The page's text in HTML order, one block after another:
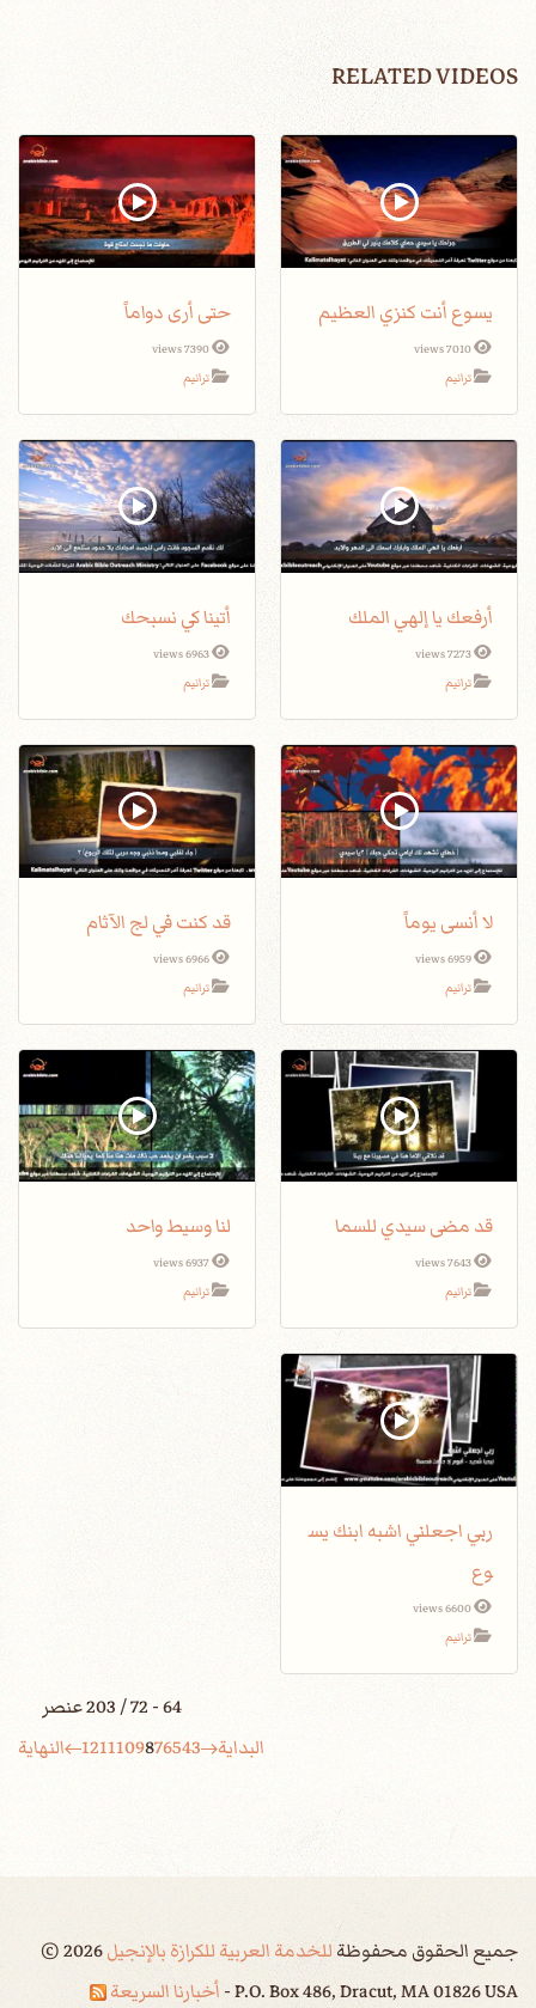
RELATED VIDEOS
يسوع أنت كنزي العظيم
7010 views
ترانيم
حتى أرى دواماً
7390 views
ترانيم
أرفعك يا إلهي الملك
7273 views
ترانيم
أتينا كي نسبحك
6963 views
ترانيم
لا أنسى يوماً
6959 views
ترانيم
قد كنت في لج الآثام
6966 views
ترانيم
قد مضى سيدي للسما
7643 views
ترانيم
لنا وسيط واحد
6937 views
ترانيم
ربي اجعلني اشبه ابنك يس
وع
6600 views
ترانيم
64 - 72 / 203 عنصر
البداية
3
4
5
6
7
8
9
10
11
12 النهاية
جميع الحقوق محفوظةللخدمة العربية للكرازة بالإنجيل ©2026
P.O. Box 486, Dracut, MA 01826 USA - أخبارنا السريعة